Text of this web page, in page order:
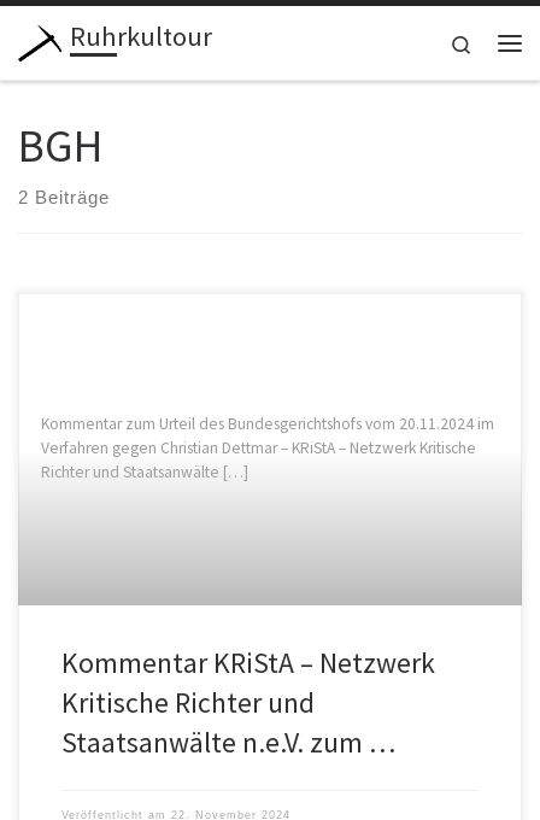
Zum Inhalt springen
Ruhrkultour
Search
BGH
2 Beiträge
Kommentar zum Urteil des Bundesgerichtshofs vom 20.11.2024 im
Verfahren gegen Christian Dettmar – KRiStA – Netzwerk Kritische
Richter und Staatsanwälte […]
Kommentar KRiStA – Netzwerk
Kritische Richter und
Staatsanwälte n.e.V. zum …
Veröffentlicht am 22. November 2024